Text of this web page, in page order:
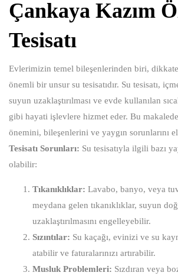
Çankaya Kazım
Tesisatı
Evlerimizin temel bileşenlerinden biri, dikkate
önemli bir unsur su tesisatıdır. Su tesisatı,
suyun uzaklaştırılması ve evde kullanılan
gibi hayati işlevlere hizmet eder. Bu
önemini, bileşenlerini ve yaygın sorunlarını
Tesisatı Sorunları: Su tesisatıyla ilgili bazı
olabilir:
Tıkanıklıklar: Lavabo, banyo, veya
meydana gelen tıkanıklıklar, suyun
uzaklaştırılmasını engelleyebilir.
Sızıntılar: Su kaçağı, evinizi ve su
atabilir ve faturalarınızı artırabilir.
Musluk Problemleri: Sızdıran veya